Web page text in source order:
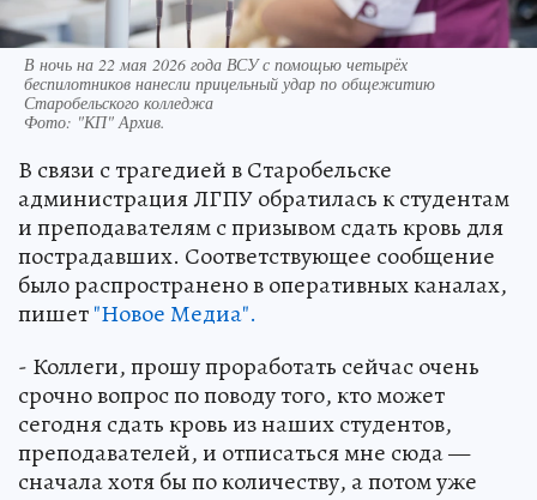
В ночь на 22 мая 2026 года ВСУ с помощью четырёх
беспилотников нанесли прицельный удар по общежитию
Старобельского колледжа
Фото: "КП" Архив.
В связи с трагедией в Старобельске
администрация ЛГПУ обратилась к студентам
и преподавателям с призывом сдать кровь для
пострадавших. Соответствующее сообщение
было распространено в оперативных каналах,
пишет"Новое Медиа".
- Коллеги, прошу проработать сейчас очень
срочно вопрос по поводу того, кто может
сегодня сдать кровь из наших студентов,
преподавателей, и отписаться мне сюда —
сначала хотя бы по количеству, а потом уже